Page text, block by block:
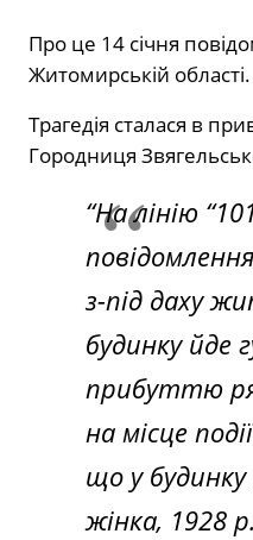
Про це 14 січня
Житомирській області.
Трагедія сталася в
Городниця
“На лінію
з-під даху
будинку йде
прибуттю
на місце
що у
жінка, 1928